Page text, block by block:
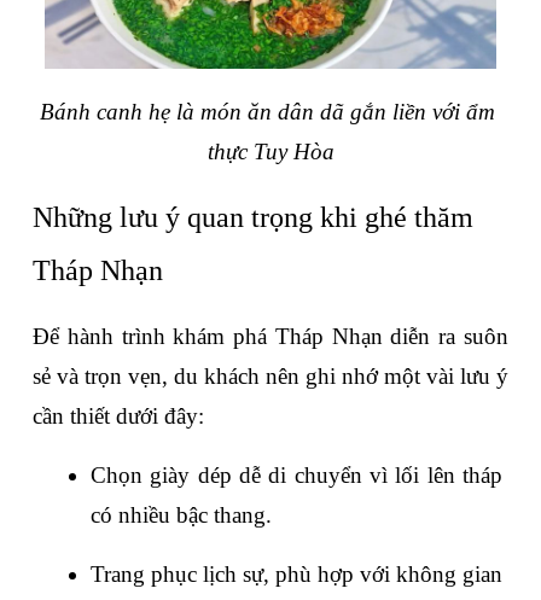
Bánh canh hẹ là món ăn dân dã gắn liền với ẩm
thực Tuy Hòa
Những lưu ý quan trọng khi ghé thăm
Tháp Nhạn
Để hành trình khám phá Tháp Nhạn diễn ra suôn
sẻ và trọn vẹn, du khách nên ghi nhớ một vài lưu ý
cần thiết dưới đây:
Chọn giày dép dễ di chuyển vì lối lên tháp
có nhiều bậc thang.
Trang phục lịch sự, phù hợp với không gian